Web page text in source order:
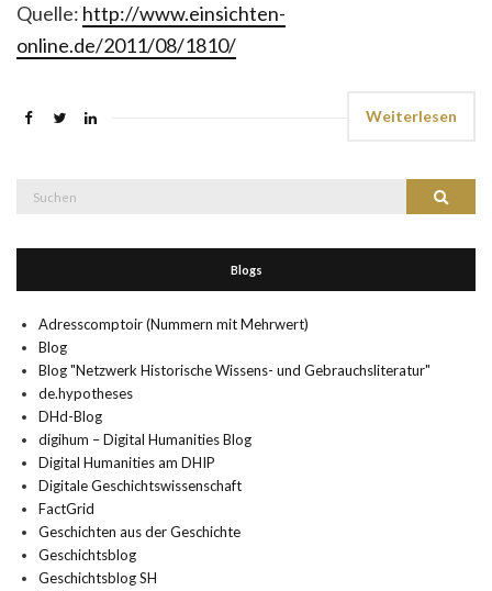
Quelle: http://www.einsichten-
online.de/2011/08/1810/
Weiterlesen
Suchen
Blogs
Adresscomptoir (Nummern mit Mehrwert)
Blog
Blog "Netzwerk Historische Wissens- und Gebrauchsliteratur"
de.hypotheses
DHd-Blog
digihum – Digital Humanities Blog
Digital Humanities am DHIP
Digitale Geschichtswissenschaft
FactGrid
Geschichten aus der Geschichte
Geschichtsblog
Geschichtsblog SH